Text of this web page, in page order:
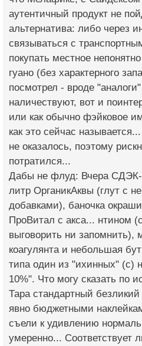
аутентичный продукт не
альтернатива: либо через
связываться с
покупать местное
гуано (без характерного
посмотрел - вроде
наличествуют, вот и
или как обычно фэйковое
как это сейчас
не оказалось, поэтому
потратился...
Дабы не флуд: Вчера
литр ОрганикАквы (глут с
добавками), баночка
ПроВитал с акса... нтином
выговорить ни запомнить),
коагулянта и небольшая
типа один из "ихинных" (с)
10%". Что могу сказать по
Тара стандартный
явно бюджетными
съели к удивлению
умеренно... Соответствует